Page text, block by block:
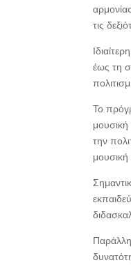
τις
έως τη
Το
την